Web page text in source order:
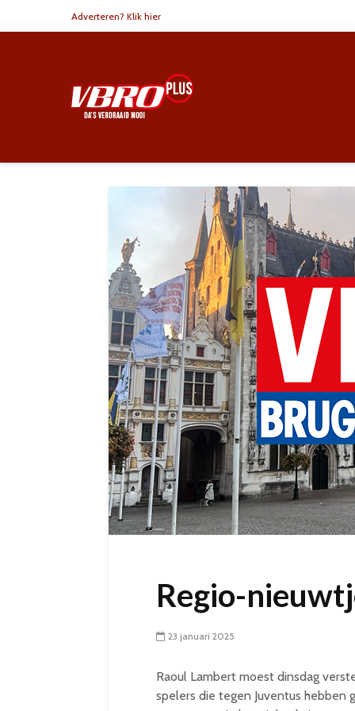
Adverteren? Klik hier
Regio-
23 januari 2025
Raoul Lambert moest dinsdag
spelers die tegen Juventus hebben